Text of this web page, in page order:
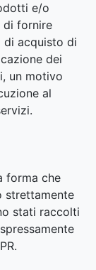
e/o
di fornire
di acquisto di
dei
un motivo
al
forma che
strettamente
stati raccolti